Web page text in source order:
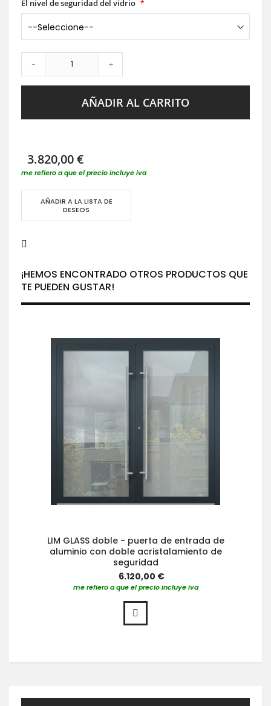
El nivel de seguridad del vidrio
- +
AÑADIR AL CARRITO
3.820,00 €
me refiero a que el precio incluye iva
AÑADIR A LA LISTA DE
DESEOS
¡HEMOS ENCONTRADO OTROS PRODUCTOS QUE
TE PUEDEN GUSTAR!
LIM GLASS doble - puerta de entrada de
aluminio con doble acristalamiento de
seguridad
6.120,00 €
me refiero a que el precio incluye iva